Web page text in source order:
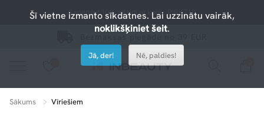
Saņemiet 10% atlaidi ar kodu: PIRKT10
Bezmaksas piegāde no 39 EUR
Sākums Vīriešiem
Šī vietne izmanto sīkdatnes. Lai uzzinātu vairāk,
noklikšķiniet šeit.
Jā, der! Nē, paldies!